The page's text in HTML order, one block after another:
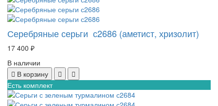
Серебряные серьги с2686 (аметист, хризолит)
17 400 ₽
В наличии
В корзину
Есть комплект